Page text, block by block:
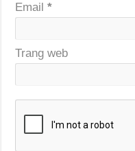
Email*
Trang web